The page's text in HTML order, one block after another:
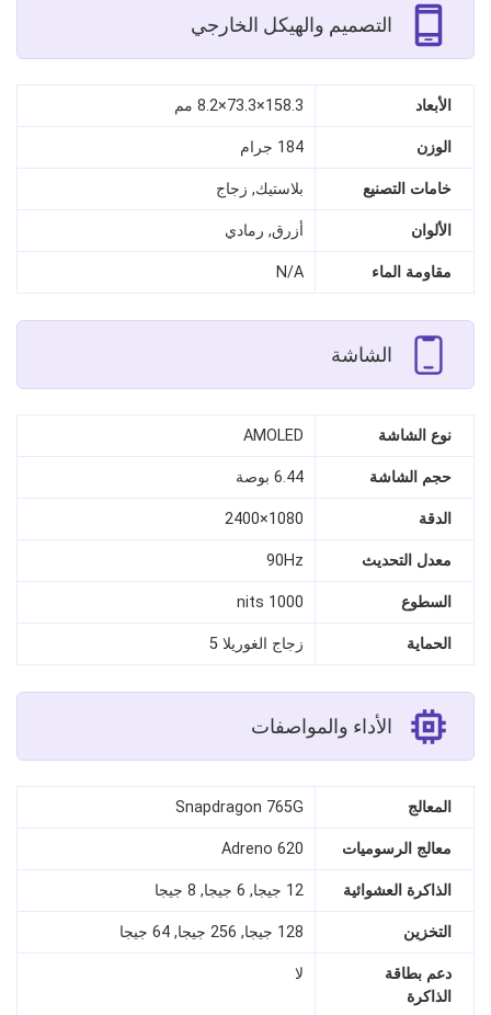
التصميم والهيكل الخارجي
الأبعاد 158.3×73.3×8.2 مم
الوزن 184 جرام
خامات التصنيع بلاستيك, زجاج
الألوان أزرق, رمادي
مقاومة الماء N/A
الشاشة
نوع الشاشة AMOLED
حجم الشاشة 6.44 بوصة
الدقة 1080×2400
معدل التحديث 90Hz
السطوع 1000 nits
الحماية زجاج الغوريلا 5
الأداء والمواصفات
المعالج Snapdragon 765G
معالج الرسوميات Adreno 620
الذاكرة العشوائية 12 جيجا, 6 جيجا, 8 جيجا
التخزين 128 جيجا, 256 جيجا, 64 جيجا
دعم بطاقة
الذاكرة
لا